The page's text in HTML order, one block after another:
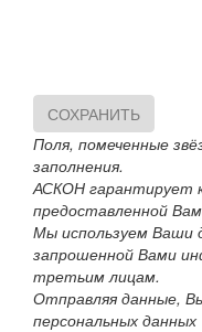
СОХРАНИТЬ
Поля, помеченные
заполнения.
АСКОН гарантирует
предоставленной
Мы используем Ваши
запрошенной Вами
третьим лицам.
Отправляя данные,
персональных данных